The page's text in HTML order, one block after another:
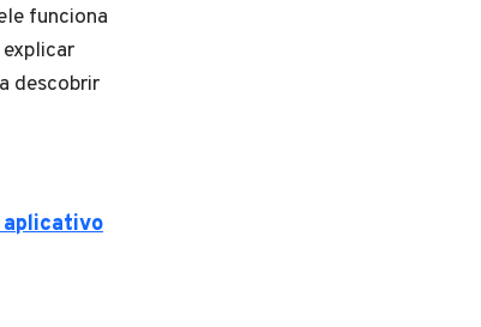
funciona
explicar
descobrir
aplicativo